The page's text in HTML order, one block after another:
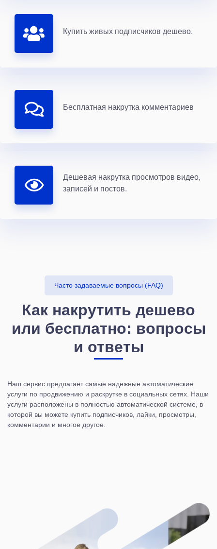
Купить живых подписчиков дешево.
Бесплатная накрутка комментариев
Дешевая накрутка просмотров видео,
записей и постов.
Часто задаваемые вопросы (FAQ)
Как накрутить дешево
или бесплатно: вопросы
и ответы
Наш сервис предлагает самые надежные автоматические
услуги по продвижению и раскрутке в социальных сетях. Наши
услуги расположены в полностью автоматической системе, в
которой вы можете купить подписчиков, лайки, просмотры,
комментарии и многое другое.